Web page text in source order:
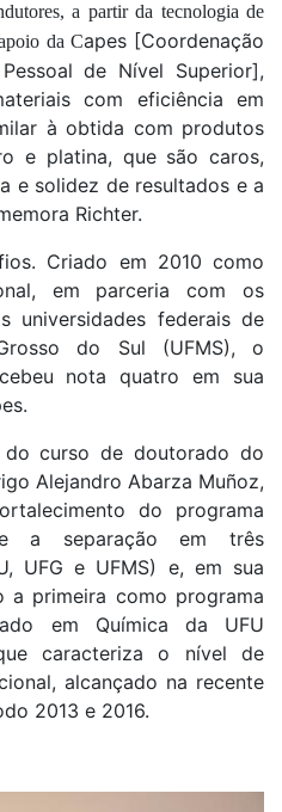
a partir da tecnologia de
da Capes [Coordenação
de Nível Superior],
com eficiência em
à obtida com produtos
e platina, que são caros,
e solidez de resultados e a
Richter.
Criado em 2010 como
em parceria com os
universidades federais de
do Sul (UFMS), o
nota quatro em sua
do curso de doutorado do
Alejandro Abarza Muñoz,
do programa
a separação em três
UFG e UFMS) e, em sua
a primeira como programa
em Química da UFU
caracteriza o nível de
alcançado na recente
2013 e 2016.